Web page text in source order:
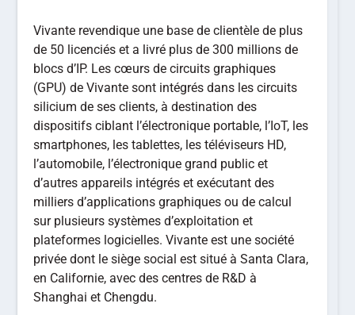
Vivante revendique une base de clientèle de plus
de 50 licenciés et a livré plus de 300 millions de
blocs d’IP. Les cœurs de circuits graphiques
(GPU) de Vivante sont intégrés dans les circuits
silicium de ses clients, à destination des
dispositifs ciblant l’électronique portable, l’IoT, les
smartphones, les tablettes, les téléviseurs HD,
l’automobile, l’électronique grand public et
d’autres appareils intégrés et exécutant des
milliers d’applications graphiques ou de calcul
sur plusieurs systèmes d’exploitation et
plateformes logicielles. Vivante est une société
privée dont le siège social est situé à Santa Clara,
en Californie, avec des centres de R&D à
Shanghai et Chengdu.